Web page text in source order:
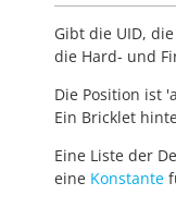
Gibt die UID,
die Hard- und
Die Position ist
Ein Bricklet
Eine Liste der
eine Konstante